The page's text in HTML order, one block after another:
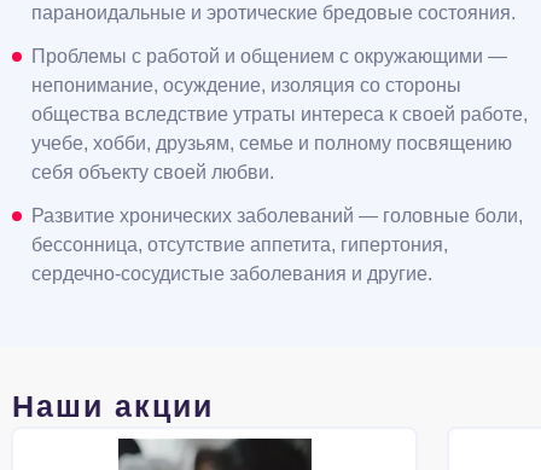
параноидальные и эротические бредовые состояния.
Проблемы с работой и общением с окружающими —
непонимание, осуждение, изоляция со стороны
общества вследствие утраты интереса к своей работе,
учебе, хобби, друзьям, семье и полному посвящению
себя объекту своей любви.
Развитие хронических заболеваний — головные боли,
бессонница, отсутствие аппетита, гипертония,
сердечно-сосудистые заболевания и другие.
Наши акции